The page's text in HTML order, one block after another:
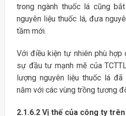
trong ngành thuốc lá cũng
nguyên liệu thuốc lá, đưa
tầm mới.
Với điều kiện tự nhiên phù hợp
sự đầu tư mạnh mẽ của
lượng nguyên liệu thuốc lá
năm với các vùng trồng tương
2.1.6.2 Vị thế của công ty